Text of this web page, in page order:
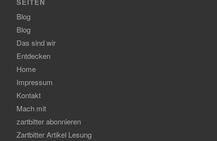
Blog
Blog
Das sind wir
Entdecken
Home
Impressum
Kontakt
Mach mit
zartbitter abonnieren
Zartbitter Artikel Lesung